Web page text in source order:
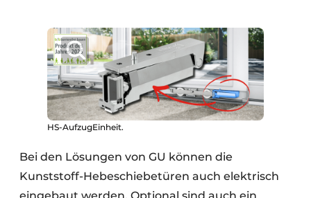
HS-AufzugEinheit.
Bei den Lösungen von GU können die
Kunststoff-Hebeschiebetüren auch elektrisch
eingebaut werden. Optional sind auch ein